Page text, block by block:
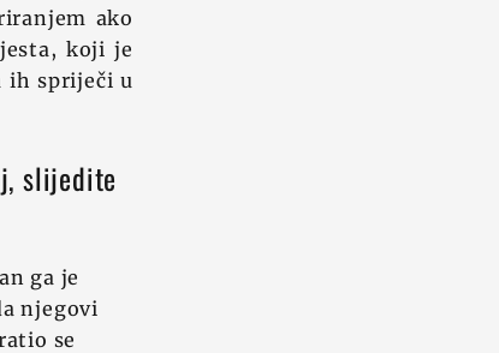
ako
koji je
ih spriječi u
slijedite
ga je
njegovi
se